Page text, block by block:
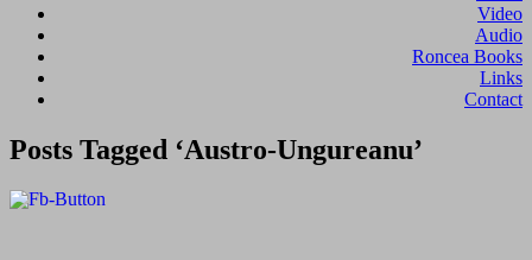
Video
Audio
Roncea Books
Links
Contact
Posts Tagged ‘Austro-Ungureanu’